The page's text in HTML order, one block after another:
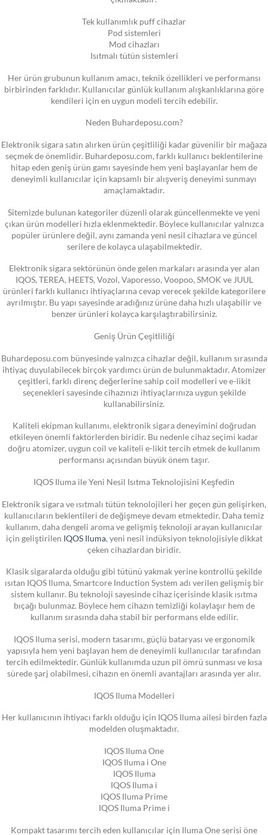
Tek kullanımlık puff cihazlar
Pod sistemleri
Mod cihazları
Isıtmalı tütün sistemleri
Her ürün grubunun kullanım amacı, teknik özellikleri ve performansı
birbirinden farklıdır. Kullanıcılar günlük kullanım alışkanlıklarına göre
kendileri için en uygun modeli tercih edebilir.
Neden Buhardeposu.com?
Elektronik sigara satın alırken ürün çeşitliliği kadar güvenilir bir mağaza
seçmek de önemlidir. Buhardeposu.com, farklı kullanıcı beklentilerine
hitap eden geniş ürün gamı sayesinde hem yeni başlayanlar hem de
deneyimli kullanıcılar için kapsamlı bir alışveriş deneyimi sunmayı
amaçlamaktadır.
Sitemizde bulunan kategoriler düzenli olarak güncellenmekte ve yeni
çıkan ürün modelleri hızla eklenmektedir. Böylece kullanıcılar yalnızca
popüler ürünlere değil, aynı zamanda yeni nesil cihazlara ve güncel
serilere de kolayca ulaşabilmektedir.
Elektronik sigara sektörünün önde gelen markaları arasında yer alan
IQOS, TEREA, HEETS, Vozol, Vaporesso, Voopoo, SMOK ve JUUL
ürünleri farklı kullanıcı ihtiyaçlarına cevap verecek şekilde kategorilere
ayrılmıştır. Bu yapı sayesinde aradığınız ürüne daha hızlı ulaşabilir ve
benzer ürünleri kolayca karşılaştırabilirsiniz.
Geniş Ürün Çeşitliliği
Buhardeposu.com bünyesinde yalnızca cihazlar değil, kullanım sırasında
ihtiyaç duyulabilecek birçok yardımcı ürün de bulunmaktadır. Atomizer
çeşitleri, farklı direnç değerlerine sahip coil modelleri ve e-likit
seçenekleri sayesinde cihazınızı ihtiyaçlarınıza uygun şekilde
kullanabilirsiniz.
Kaliteli ekipman kullanımı, elektronik sigara deneyimini doğrudan
etkileyen önemli faktörlerden biridir. Bu nedenle cihaz seçimi kadar
doğru atomizer, uygun coil ve kaliteli e-likit tercih etmek de kullanım
performansı açısından büyük önem taşır.
IQOS Iluma ile Yeni Nesil Isıtma Teknolojisini Keşfedin
Elektronik sigara ve ısıtmalı tütün teknolojileri her geçen gün gelişirken,
kullanıcıların beklentileri de değişmeye devam etmektedir. Daha temiz
kullanım, daha dengeli aroma ve gelişmiş teknoloji arayan kullanıcılar
için geliştirilen IQOS Iluma, yeni nesil indüksiyon teknolojisiyle dikkat
çeken cihazlardan biridir.
Klasik sigaralarda olduğu gibi tütünü yakmak yerine kontrollü şekilde
ısıtan IQOS Iluma, Smartcore Induction System adı verilen gelişmiş bir
sistem kullanır. Bu teknoloji sayesinde cihaz içerisinde klasik ısıtma
bıçağı bulunmaz. Böylece hem cihazın temizliği kolaylaşır hem de
kullanım sırasında daha stabil bir performans elde edilir.
IQOS Iluma serisi, modern tasarımı, güçlü bataryası ve ergonomik
yapısıyla hem yeni başlayan hem de deneyimli kullanıcılar tarafından
tercih edilmektedir. Günlük kullanımda uzun pil ömrü sunması ve kısa
sürede şarj olabilmesi, cihazın en önemli avantajları arasında yer alır.
IQOS Iluma Modelleri
Her kullanıcının ihtiyacı farklı olduğu için IQOS Iluma ailesi birden fazla
modelden oluşmaktadır.
IQOS Iluma One
IQOS Iluma i One
IQOS Iluma
IQOS Iluma i
IQOS Iluma Prime
IQOS Iluma Prime i
Kompakt tasarımı tercih eden kullanıcılar için Iluma One serisi öne